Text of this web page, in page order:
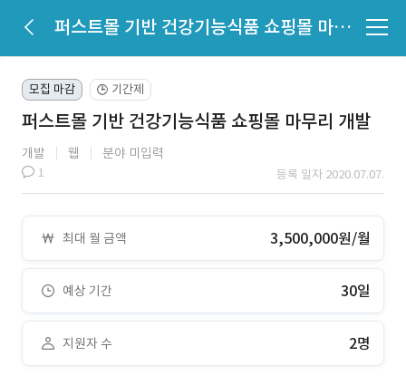
퍼스트몰 기반 건강기능식품 쇼핑몰 마무리 개발
모집 마감 🕒 기간제
퍼스트몰 기반 건강기능식품 쇼핑몰 마무리 개발
개발 웹 분야 미입력
1 등록 일자 2020.07.07.
최대 월 금액 3,500,000원/월
예상 기간 30일
지원자 수 2명